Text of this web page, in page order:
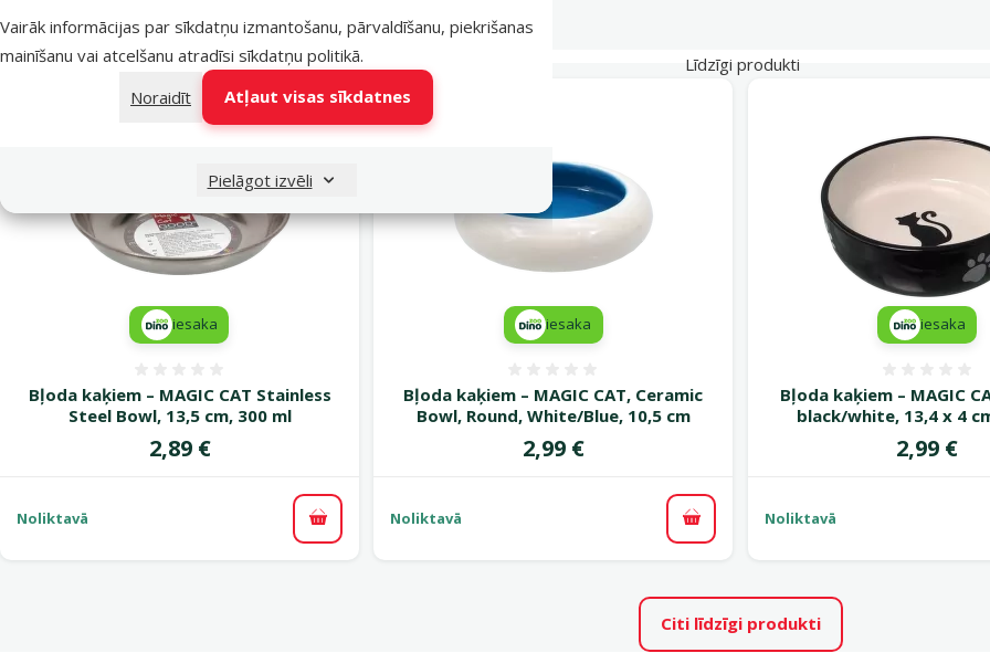
Vairāk informācijas par sīkdatņu izmantošanu, pārvaldīšanu, piekrišanas
mainīšanu vai atcelšanu atradīsi sīkdatņu politikā.
Noraidīt
Atļaut visas sīkdatnes
Pielāgot izvēli
Līdzīgi produkti
Bļoda kaķiem – MAGIC CAT Stainless
Steel Bowl, 13,5 cm, 300 ml
Cena
2,89 €
iesaka
Noliktavā Pievienot grozam
Bļoda kaķiem – MAGIC CAT, Ceramic
Bowl, Round, White/Blue, 10,5 cm
Cena
2,99 €
iesaka
Noliktavā Pievienot grozam
Bļoda kaķiem – MAGIC
black/white, 13,4 x 4
Cena
2,99 €
iesaka
Noliktavā
Citi līdzīgi produkti